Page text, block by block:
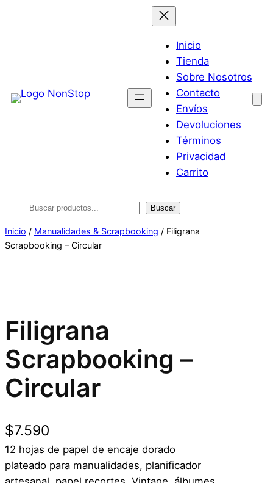
Inicio
Tienda
Sobre Nosotros
Contacto
Envíos
Devoluciones
Términos
Privacidad
Carrito
Buscar Buscar
Inicio / Manualidades & Scrapbooking / Filigrana
Scrapbooking – Circular
Filigrana
Scrapbooking –
Circular
$7.590
12 hojas de papel de encaje dorado
plateado para manualidades, planificador